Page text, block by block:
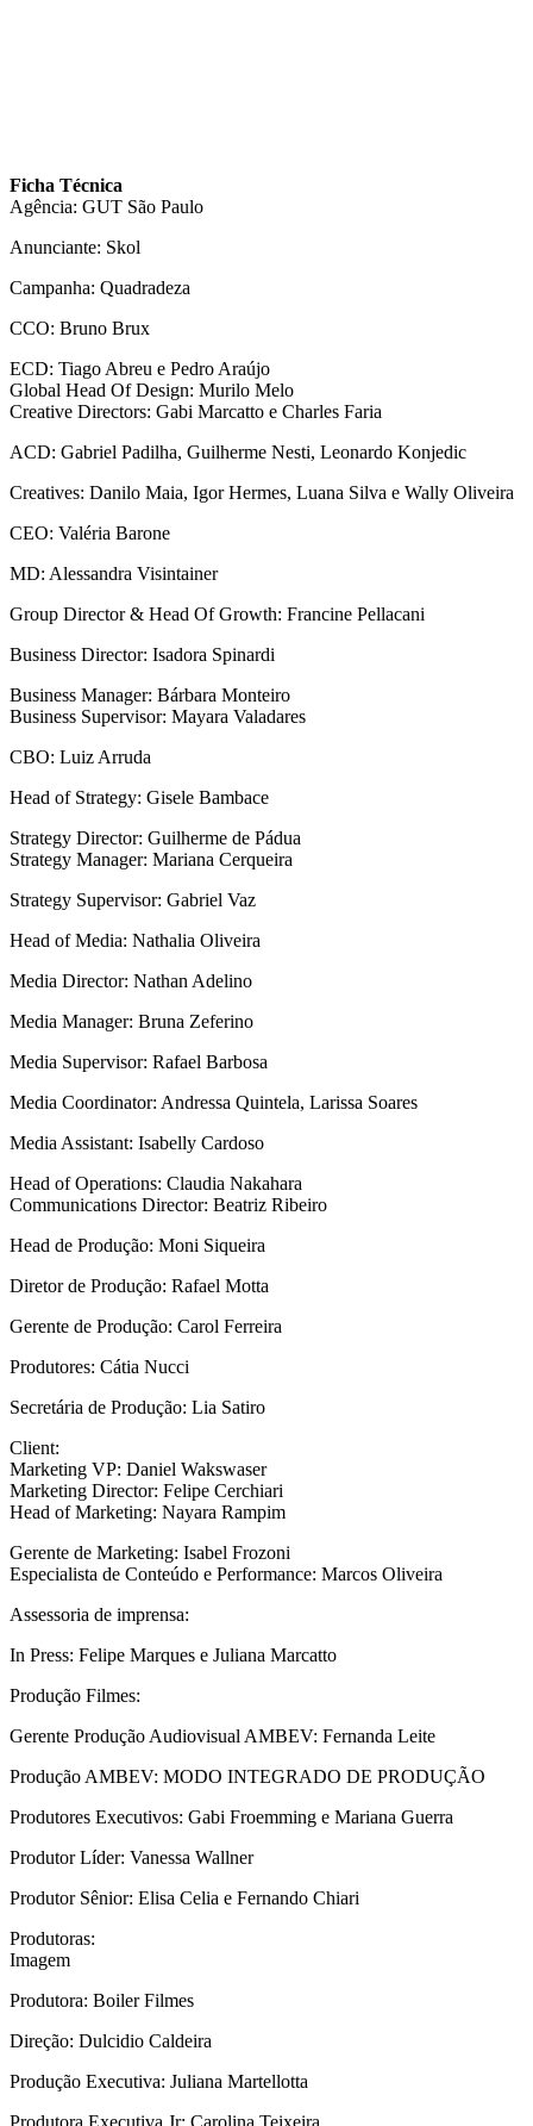
Ficha Técnica
Agência: GUT São Paulo
Anunciante: Skol
Campanha: Quadradeza
CCO: Bruno Brux
ECD: Tiago Abreu e Pedro Araújo
Global Head Of Design: Murilo Melo
Creative Directors: Gabi Marcatto e Charles Faria
ACD: Gabriel Padilha, Guilherme Nesti, Leonardo Konjedic
Creatives: Danilo Maia, Igor Hermes, Luana Silva e Wally Oliveira
CEO: Valéria Barone
MD: Alessandra Visintainer
Group Director & Head Of Growth: Francine Pellacani
Business Director: Isadora Spinardi
Business Manager: Bárbara Monteiro
Business Supervisor: Mayara Valadares
CBO: Luiz Arruda
Head of Strategy: Gisele Bambace
Strategy Director: Guilherme de Pádua
Strategy Manager: Mariana Cerqueira
Strategy Supervisor: Gabriel Vaz
Head of Media: Nathalia Oliveira
Media Director: Nathan Adelino
Media Manager: Bruna Zeferino
Media Supervisor: Rafael Barbosa
Media Coordinator: Andressa Quintela, Larissa Soares
Media Assistant: Isabelly Cardoso
Head of Operations: Claudia Nakahara
Communications Director: Beatriz Ribeiro
Head de Produção: Moni Siqueira
Diretor de Produção: Rafael Motta
Gerente de Produção: Carol Ferreira
Produtores: Cátia Nucci
Secretária de Produção: Lia Satiro
Client:
Marketing VP: Daniel Wakswaser
Marketing Director: Felipe Cerchiari
Head of Marketing: Nayara Rampim
Gerente de Marketing: Isabel Frozoni
Especialista de Conteúdo e Performance: Marcos Oliveira
Assessoria de imprensa:
In Press: Felipe Marques e Juliana Marcatto
Produção Filmes:
Gerente Produção Audiovisual AMBEV: Fernanda Leite
Produção AMBEV: MODO INTEGRADO DE PRODUÇÃO
Produtores Executivos: Gabi Froemming e Mariana Guerra
Produtor Líder: Vanessa Wallner
Produtor Sênior: Elisa Celia e Fernando Chiari
Produtoras:
Imagem
Produtora: Boiler Filmes
Direção: Dulcidio Caldeira
Produção Executiva: Juliana Martellotta